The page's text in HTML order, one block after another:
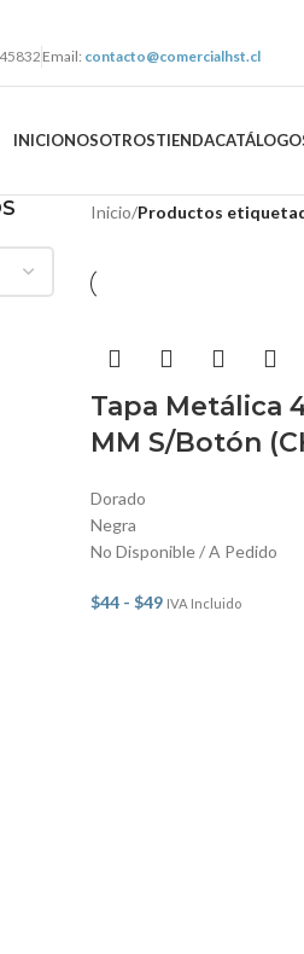
Email: contacto@comercialhst.cl
INICIONOSOTROSTIENDA
Inicio/Productos
Tapa Metálica
MM S/Botón
Dorado
Negra
No Disponible / A Pedido
$44 - $49 IVA Incluido